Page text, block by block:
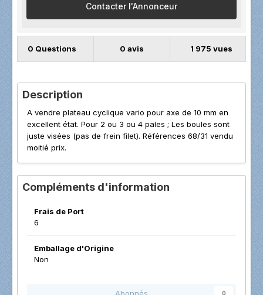
Contacter l'Annonceur
0 Questions 0 avis 1 975 vues
Description
A vendre plateau cyclique vario pour axe de 10 mm en
excellent état. Pour 2 ou 3 ou 4 pales ; Les boules sont
juste visées (pas de frein filet). Références 68/31 vendu
moitié prix.
Compléments d'information
Frais de Port
6
Emballage d'Origine
Non
0